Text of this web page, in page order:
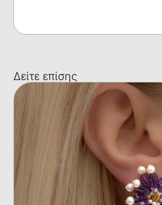
Δείτε επίσης